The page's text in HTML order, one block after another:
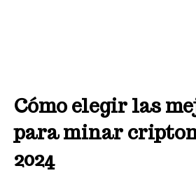
Cómo elegir las
para minar
2024